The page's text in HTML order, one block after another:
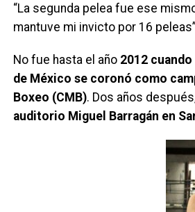
“La segunda pelea fue ese
mantuve mi invicto por 16
No fue hasta el año 2012
de México se coronó como
Boxeo (CMB). Dos años
auditorio Miguel Barragán en